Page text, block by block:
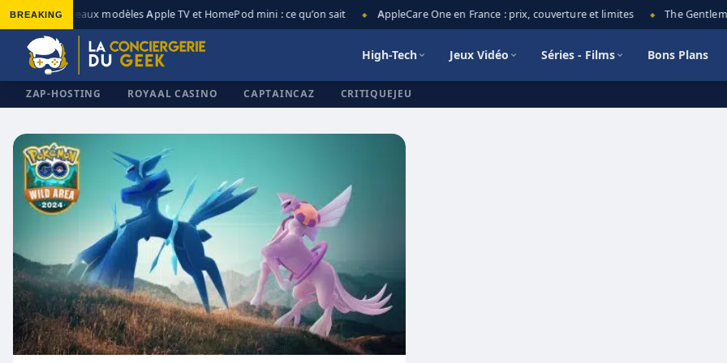
BREAKING
◆ Nouveaux modèles Apple TV et HomePod mini : ce qu’on sait ◆ AppleCare One en France : prix, couverture et limites The
High-Tech Jeux Vidéo Séries - Films Bons Plans
ZAP-HOSTING ROYAAL CASINO CAPTAINCAZ CRITIQUEJEU
✕